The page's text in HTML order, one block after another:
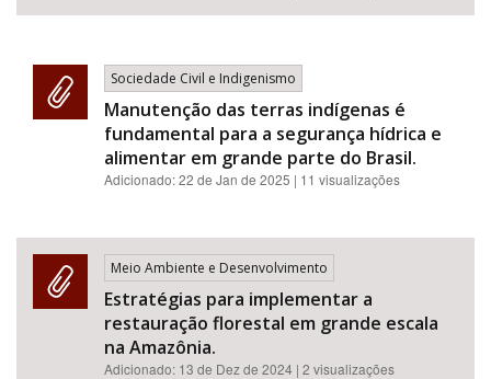
Sociedade Civil e Indigenismo
Manutenção das terras indígenas é
fundamental para a segurança hídrica e
alimentar em grande parte do Brasil.
Adicionado:22 de Jan de 2025 | 11 visualizações
Meio Ambiente e Desenvolvimento
Estratégias para implementar a
restauração florestal em grande escala
na Amazônia.
Adicionado: 13 de Dez de 2024 | 2 visualizações